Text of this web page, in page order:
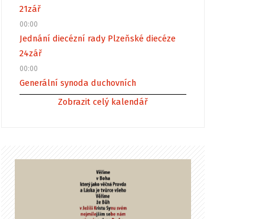
21zář
00:00
Jednání diecézní rady Plzeňské diecéze
24zář
00:00
Generální synoda duchovních
Zobrazit celý kalendář